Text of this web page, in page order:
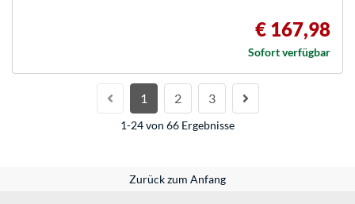
€ 167,98
Sofort verfügbar
1 2 3
1-24 von 66 Ergebnisse
Zurück zum Anfang